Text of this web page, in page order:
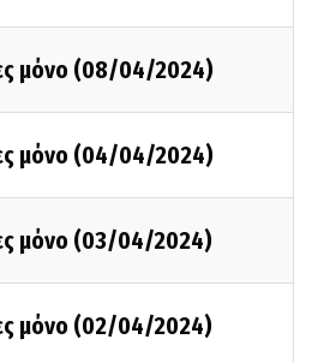
μόνο (08/04/2024)
μόνο (04/04/2024)
μόνο (03/04/2024)
μόνο (02/04/2024)